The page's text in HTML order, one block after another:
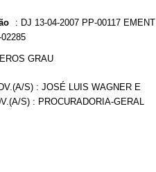
: DJ 13-04-2007 PP-00117 EMENT
GRAU
S) : JOSÉ LUIS WAGNER E
S) : PROCURADORIA-GERAL